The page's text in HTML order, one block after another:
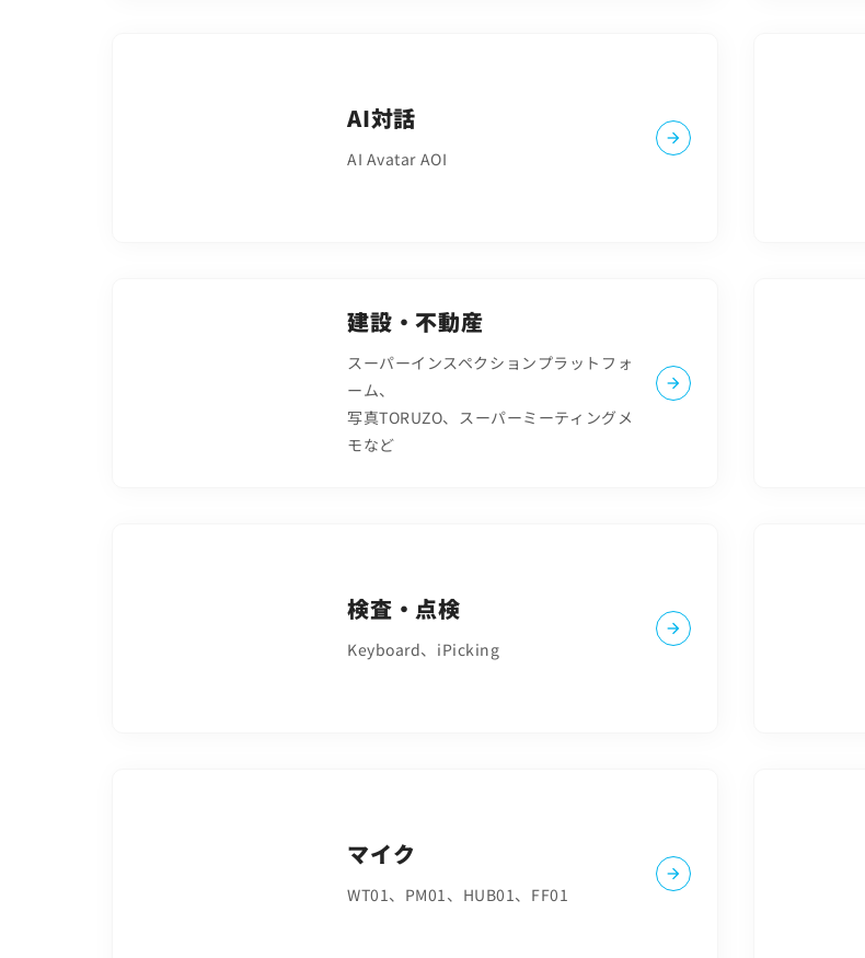
AI対話
AI Avatar AOI
建設・不動産
スーパーインスペクションプラットフォ
ーム、
写真TORUZO、スーパーミーティングメ
モなど
検査・点検
Keyboard、iPicking
マイク
WT01、PM01、HUB01、FF01